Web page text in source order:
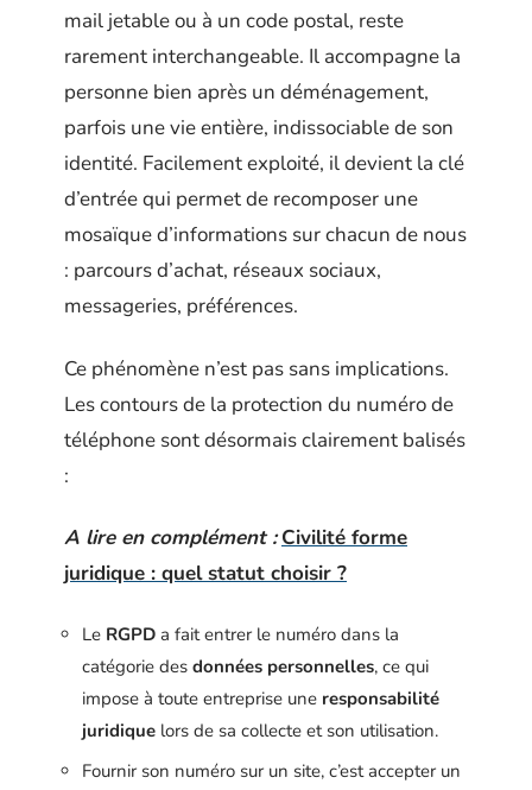
mail jetable ou à un code postal, reste
rarement interchangeable. Il accompagne la
personne bien après un déménagement,
parfois une vie entière, indissociable de son
identité. Facilement exploité, il devient la clé
d’entrée qui permet de recomposer une
mosaïque d’informations sur chacun de nous
: parcours d’achat, réseaux sociaux,
messageries, préférences.
Ce phénomène n’est pas sans implications.
Les contours de la protection du numéro de
téléphone sont désormais clairement balisés
:
A lire en complément : Civilité forme
juridique : quel statut choisir ?
Le RGPD a fait entrer le numéro dans la
catégorie des données personnelles, ce qui
impose à toute entreprise une responsabilité
juridique lors de sa collecte et son utilisation.
Fournir son numéro sur un site, c’est accepter un